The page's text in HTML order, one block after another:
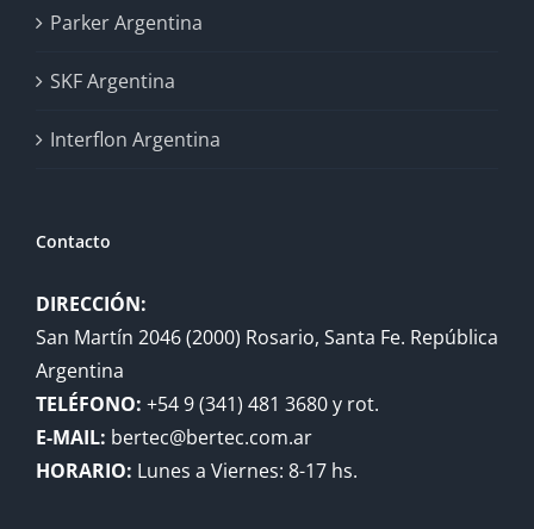
Parker Argentina
SKF Argentina
Interflon Argentina
Contacto
DIRECCIÓN:
San Martín 2046 (2000) Rosario, Santa Fe. República
Argentina
TELÉFONO: +54 9 (341) 481 3680 y rot.
E-MAIL: bertec@bertec.com.ar
HORARIO: Lunes a Viernes: 8-17 hs.